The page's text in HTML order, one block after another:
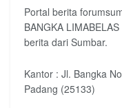
Portal berita
BANGKA
berita dari Sumbar.
Kantor : Jl. Bangka
Padang (25133)